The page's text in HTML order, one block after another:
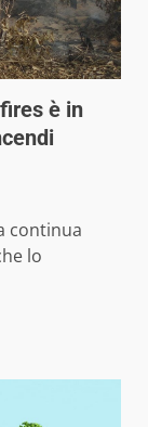
è in
continua
lo